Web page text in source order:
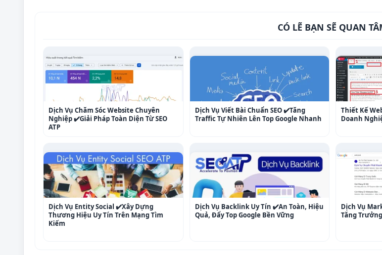
CÓ LẼ BẠN SẼ QUAN
Dịch Vụ Chăm Sóc Website Chuyên
Nghiệp ✔️Giải Pháp Toàn Diện Từ SEO
ATP
Dịch Vụ Viết Bài Chuẩn SEO ✔️Tăng
Traffic Tự Nhiên Lên Top Google Nhanh
Thiết Kế
Doanh
Dịch Vụ Entity Social ✔️Xây Dựng
Thương Hiệu Uy Tín Trên Mạng Tìm
Kiếm
Dịch Vụ Backlink Uy Tín ✔️An Toàn, Hiệu
Quả, Đẩy Top Google Bền Vững
Dịch Vụ
Tăng